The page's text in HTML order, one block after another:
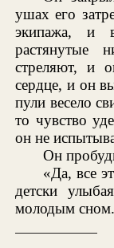
ушах его
экипажа, и
растянутые
стреляют, и
сердце, и он
пули весело
то чувство
он не
Он
«Да, все
детски
молодым сном.